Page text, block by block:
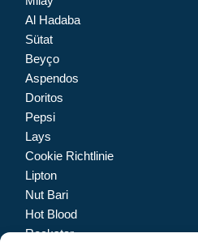
Al Hadaba
Sütat
Beyço
Aspendos
Doritos
Pepsi
Lays
Cookie Richtlinie
Lipton
Nut Bari
Hot Blood
Rockstar